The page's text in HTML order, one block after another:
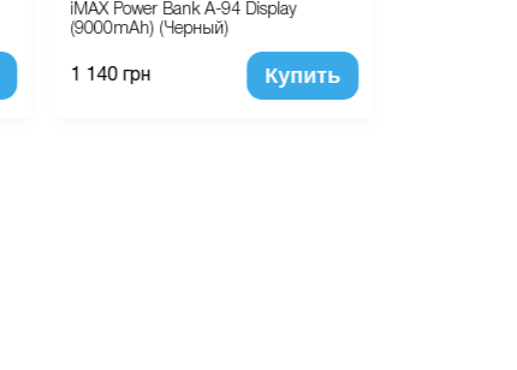
iMAX Power Bank A-94 Display
(9000mAh) (Черный)
1 140 грн Купить